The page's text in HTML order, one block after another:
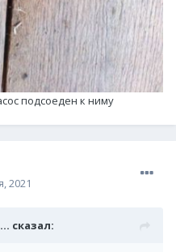
подсоеден к ниму
2021
сказал: